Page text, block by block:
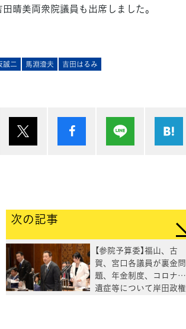
晴美両衆院議員も出席しました。
誠二 馬淵澄夫 吉田はるみ
シェア Lineで送る
次の記事
【参院予算委】福山、古
賀、宮口各議員が裏金問
題、年金制度、コロナ後
遺症等について岸田政権